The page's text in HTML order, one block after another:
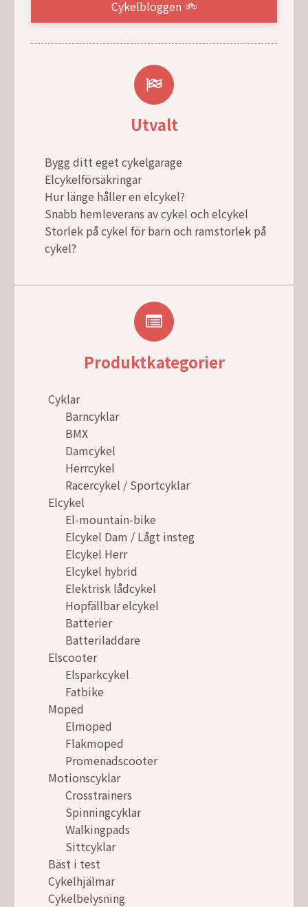
Cykelbloggen
Utvalt
Bygg ditt eget cykelgarage
Elcykelförsäkringar
Hur länge håller en elcykel?
Snabb hemleverans av cykel och elcykel
Storlek på cykel för barn och ramstorlek på
cykel?
Produktkategorier
Cyklar
Barncyklar
BMX
Damcykel
Herrcykel
Racercykel / Sportcyklar
Elcykel
El-mountain-bike
Elcykel Dam / Lågt insteg
Elcykel Herr
Elcykel hybrid
Elektrisk lådcykel
Hopfällbar elcykel
Batterier
Batteriladdare
Elscooter
Elsparkcykel
Fatbike
Moped
Elmoped
Flakmoped
Promenadscooter
Motionscyklar
Crosstrainers
Spinningcyklar
Walkingpads
Sittcyklar
Bäst i test
Cykelhjälmar
Cykelbelysning